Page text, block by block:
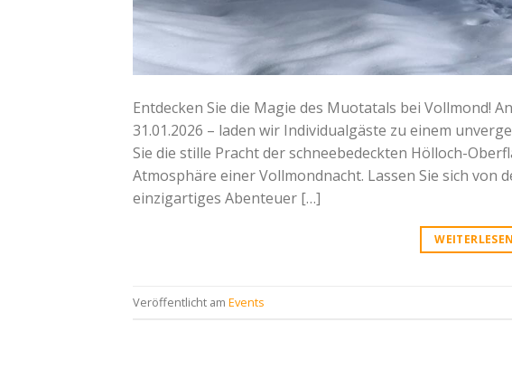
Entdecken Sie die Magie des Muotatals bei Vollmond!
31.01.2026 – laden wir Individualgäste zu einem
Sie die stille Pracht der schneebedeckten Hölloch-
Atmosphäre einer Vollmondnacht. Lassen Sie sich von
einzigartiges Abenteuer […]
WEITERLESEN
Veröffentlicht am Events